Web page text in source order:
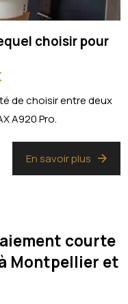
choisir pour
de choisir entre deux
A920 Pro.
En savoir plus
courte
Montpellier et